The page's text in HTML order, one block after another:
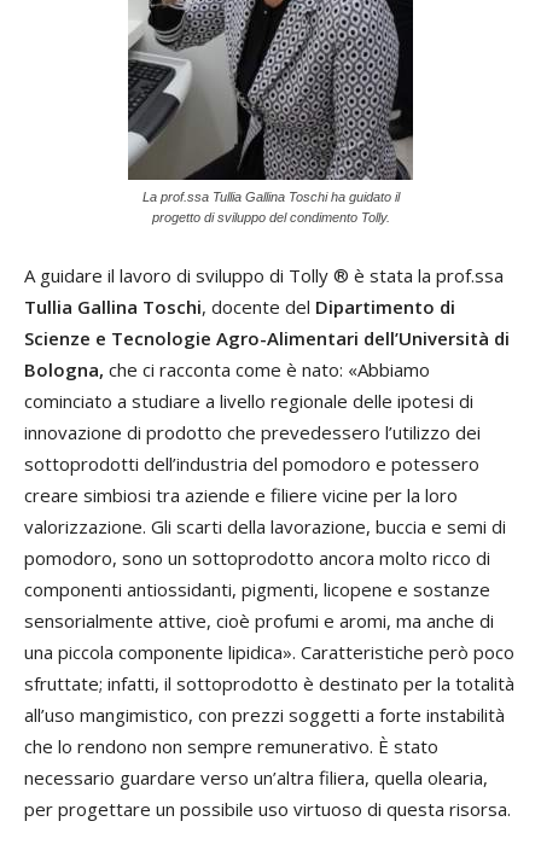
La prof.ssa Tullia Gallina Toschi ha guidato il
progetto di sviluppo del condimento Tolly.
A guidare il lavoro di sviluppo di Tolly ® è stata la prof.ssa
Tullia Gallina Toschi, docente del Dipartimento di
Scienze e Tecnologie Agro-Alimentari dell’Università di
Bologna, che ci racconta come è nato: «Abbiamo
cominciato a studiare a livello regionale delle ipotesi di
innovazione di prodotto che prevedessero l’utilizzo dei
sottoprodotti dell’industria del pomodoro e potessero
creare simbiosi tra aziende e filiere vicine per la loro
valorizzazione. Gli scarti della lavorazione, buccia e semi di
pomodoro, sono un sottoprodotto ancora molto ricco di
componenti antiossidanti, pigmenti, licopene e sostanze
sensorialmente attive, cioè profumi e aromi, ma anche di
una piccola componente lipidica». Caratteristiche però poco
sfruttate; infatti, il sottoprodotto è destinato per la totalità
all’uso mangimistico, con prezzi soggetti a forte instabilità
che lo rendono non sempre remunerativo. È stato
necessario guardare verso un’altra filiera, quella olearia,
per progettare un possibile uso virtuoso di questa risorsa.